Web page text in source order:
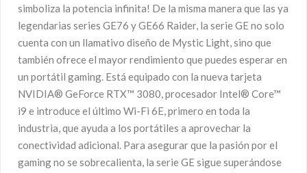
simboliza la potencia infinita! De la misma manera que las ya
legendarias series GE76 y GE66 Raider, la serie GE no solo
cuenta con un llamativo diseño de Mystic Light, sino que
también ofrece el mayor rendimiento que puedes esperar en
un portátil gaming. Está equipado con la nueva tarjeta
NVIDIA® GeForce RTX™ 3080, procesador Intel® Core™
i9 e introduce el último Wi-Fi 6E, primero en toda la
industria, que ayuda a los portátiles a aprovechar la
conectividad adicional. Para asegurar que la pasión por el
gaming no se sobrecalienta, la serie GE sigue superándose